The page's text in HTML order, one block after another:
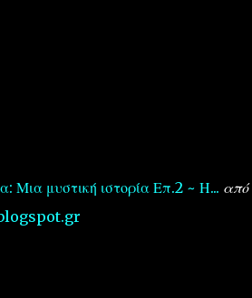
Μια μυστική ιστορία Επ.2 ~ Η... από